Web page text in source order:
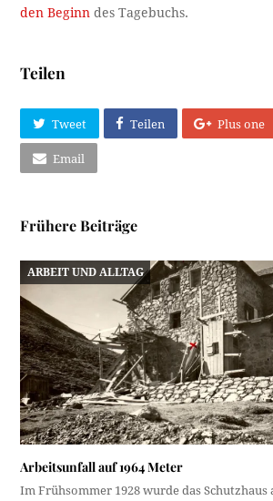
den Beginn des Tagebuchs.
Teilen
Tweet Teilen Plus one
Email
Frühere Beiträge
ARBEIT UND ALLTAG
Arbeitsunfall auf 1964 Meter
Im Frühsommer 1928 wurde das Schutzhaus